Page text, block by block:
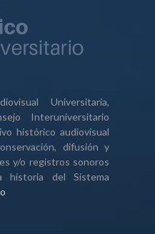
Universitaria,
Interuniversitario
histórico audiovisual
difusión y
y/o registros sonoros
del Sistema